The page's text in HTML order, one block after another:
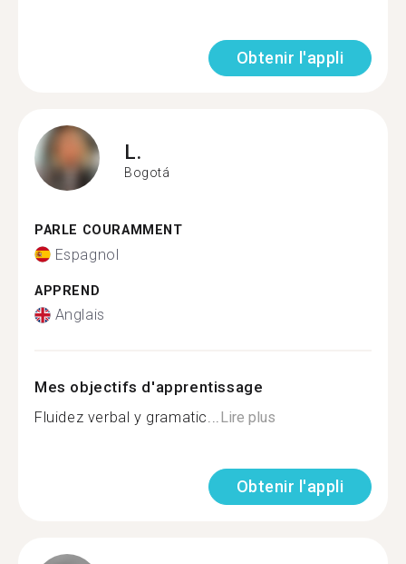
Obtenir l'appli
L.
Bogotá
PARLE COURAMMENT
Espagnol
APPREND
Anglais
Mes objectifs d'apprentissage
Fluidez verbal y gramatic...Lire plus
Obtenir l'appli